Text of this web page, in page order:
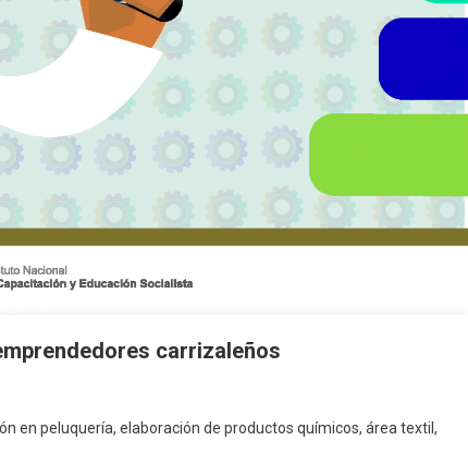
carrizaleños
en peluquería, elaboración de productos químicos, área textil,